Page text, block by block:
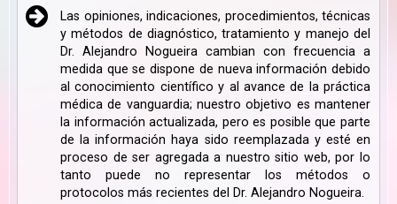
Las opiniones, indicaciones, procedimientos, técnicas
y métodos de diagnóstico, tratamiento y manejo del
Dr. Alejandro Nogueira cambian con frecuencia a
medida que se dispone de nueva información debido
al conocimiento científico y al avance de la práctica
médica de vanguardia; nuestro objetivo es mantener
la información actualizada, pero es posible que parte
de la información haya sido reemplazada y esté en
proceso de ser agregada a nuestro sitio web, por lo
tanto puede no representar los métodos o
protocolos más recientes del Dr. Alejandro Nogueira.